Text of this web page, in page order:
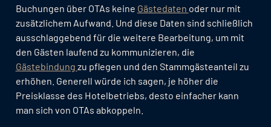
Buchungen über OTAs keine Gästedaten oder nur mit
zusätzlichem Aufwand. Und diese Daten sind schließlich
ausschlaggebend für die weitere Bearbeitung, um mit
den Gästen laufend zu kommunizieren, die
Gästebindung zu pflegen und den Stammgästeanteil zu
erhöhen. Generell würde ich sagen, je höher die
Preisklasse des Hotelbetriebs, desto einfacher kann
man sich von OTAs abkoppeln.